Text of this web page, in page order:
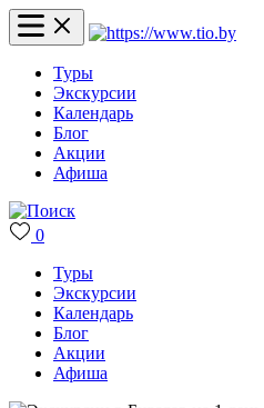
Туры
Экскурсии
Календарь
Блог
Акции
Афиша
0
Туры
Экскурсии
Календарь
Блог
Акции
Афиша